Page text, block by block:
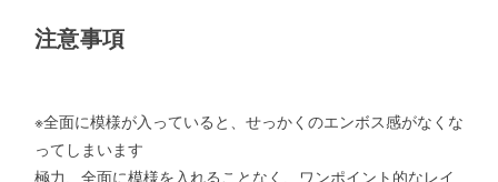
注意事項
※全面に模様が入っていると、せっかくのエンボス感がなくな
ってしまいます
極力、全面に模様を入れることなく、ワンポイント的なレイ